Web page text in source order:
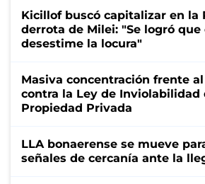
Kicillof buscó capitalizar en la
derrota de Milei: "Se logró
desestime la locura"
Masiva concentración frente
contra la Ley de Inviolabilidad
Propiedad Privada
LLA bonaerense se mueve
señales de cercanía ante la